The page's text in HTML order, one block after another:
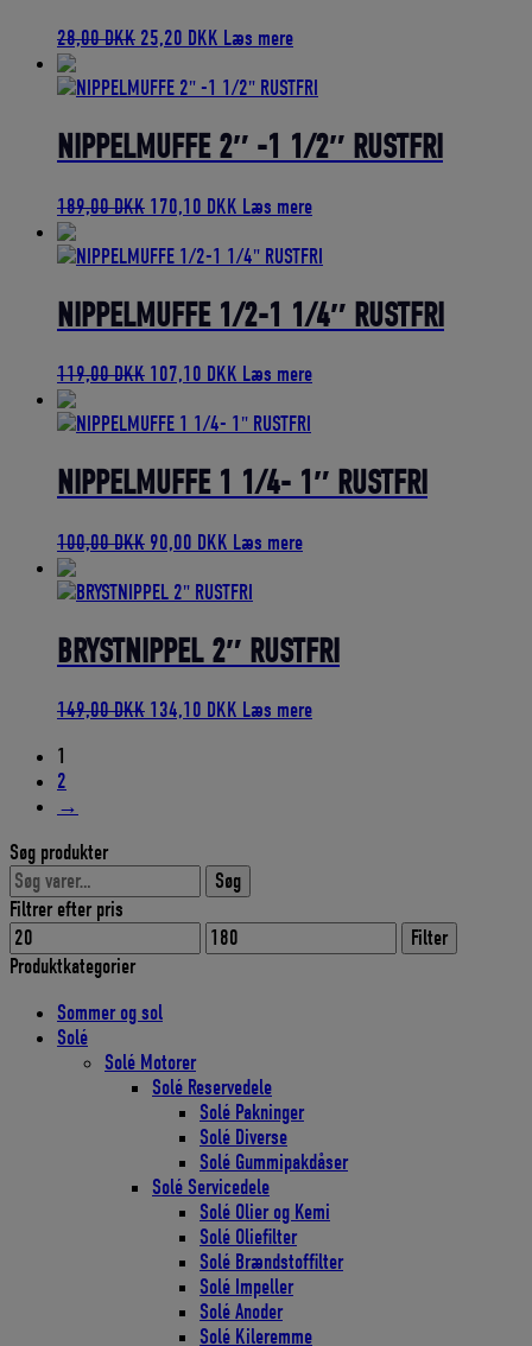
28,00DKK Den
pris
28,00 DKK.
25,20 DKK Den
pris
25,20 DKK.
Læs mere
NIPPELMUFFE 2″ -1 1/2″ RUSTFRI
189,00DKK Den
pris
189,00 DKK.
170,10 DKK Den
pris
170,10 DKK.
Læs mere
NIPPELMUFFE 1/2-1 1/4″ RUSTFRI
119,00DKK Den
pris
119,00 DKK.
107,10 DKK Den
pris
107,10 DKK.
Læs mere
NIPPELMUFFE 1 1/4- 1″ RUSTFRI
100,00DKK Den
pris
100,00 DKK.
90,00 DKK Den
pris
90,00 DKK.
Læs mere
BRYSTNIPPEL 2″ RUSTFRI
149,00DKK Den
134,10 DKK Den
Læs mere
1
2
→
Søg produkter
Søg
efter:
Søg
Filtrer efter pris
Mindste
pris
Højeste
pris
Filter
Produktkategorier
Sommer og sol
Solé
Solé Motorer
Solé Reservedele
Solé Pakninger
Solé Diverse
Solé Gummipakdåser
Solé Servicedele
Solé Olier og Kemi
Solé Oliefilter
Solé Brændstoffilter
Solé Impeller
Solé Anoder
Solé Kileremme